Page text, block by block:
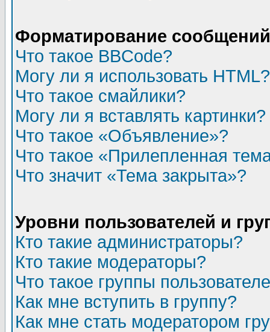
Форматирование
Что такое BBCode?
Могу ли я использовать HTML?
Что такое смайлики?
Могу ли я вставлять картинки?
Что такое «Объявление»?
Что такое «Прилепленная
Что значит «Тема закрыта»?
Уровни пользователей и
Кто такие администраторы?
Кто такие модераторы?
Что такое группы
Как мне вступить в группу?
Как мне стать модератором